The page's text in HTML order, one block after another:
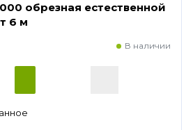
обрезная естественной
6 м
В наличии